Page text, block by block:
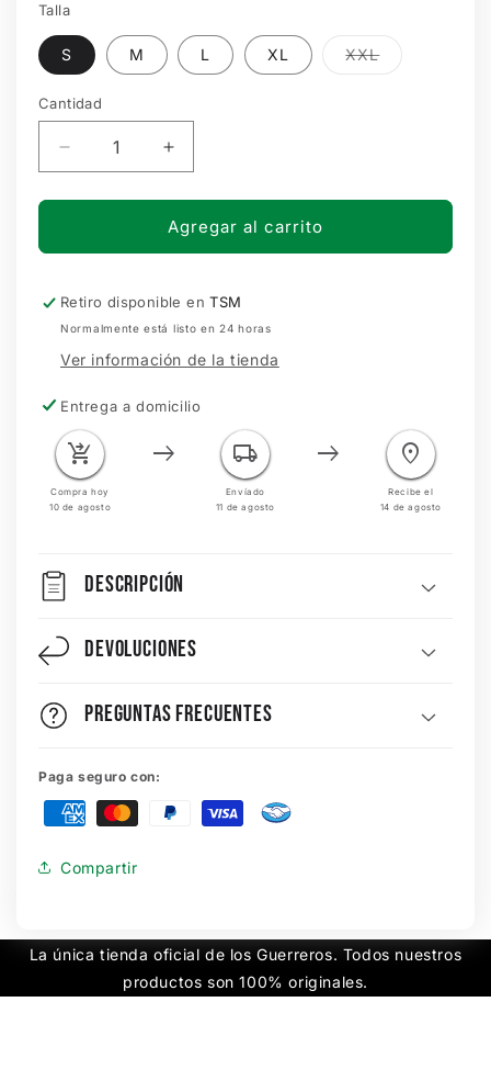
Talla
S M L XL XXLVariante
Cantidad
Cantidad
Reducir
cantidad
para
DAMA
STREET
SANTOS
Aumentar
cantidad
para
SHORT
DAMA
STREET
Agregar al carrito
Retiro disponible enTSM
Normalmente está listo en 24 horas
Ver información de la tienda
Entrega a domicilio
shopping_cart_checkout
Compra hoy
10 de agosto
east local_shipping
Envíado
11 de agosto
east location_on
Recibe el
14 de agosto
DESCRIPCIÓN
Devoluciones
Preguntas Frecuentes
Paga seguro con:
Compartir
La única tienda oficial de los Guerreros. Todos nuestros
productos son 100% originales.